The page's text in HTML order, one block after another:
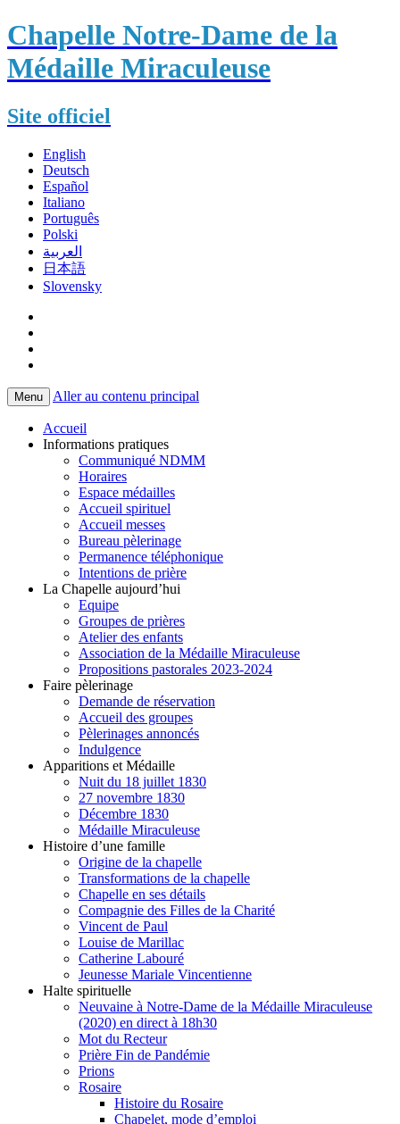
Chapelle Notre-Dame de la
Médaille Miraculeuse
Site officiel
English
Deutsch
Español
Italiano
Português
Polski
العربية
日本語
Slovensky
Menu Aller au contenu principal
Accueil
Informations pratiques
Communiqué NDMM
Horaires
Espace médailles
Accueil spirituel
Accueil messes
Bureau pèlerinage
Permanence téléphonique
Intentions de prière
La Chapelle aujourd’hui
Equipe
Groupes de prières
Atelier des enfants
Association de la Médaille Miraculeuse
Propositions pastorales 2023-2024
Faire pèlerinage
Demande de réservation
Accueil des groupes
Pèlerinages annoncés
Indulgence
Apparitions et Médaille
Nuit du 18 juillet 1830
27 novembre 1830
Décembre 1830
Médaille Miraculeuse
Histoire d’une famille
Origine de la chapelle
Transformations de la chapelle
Chapelle en ses détails
Compagnie des Filles de la Charité
Vincent de Paul
Louise de Marillac
Catherine Labouré
Jeunesse Mariale Vincentienne
Halte spirituelle
Neuvaine à Notre-Dame de la Médaille Miraculeuse
(2020) en direct à 18h30
Mot du Recteur
Prière Fin de Pandémie
Prions
Rosaire
Histoire du Rosaire
Chapelet, mode d’emploi